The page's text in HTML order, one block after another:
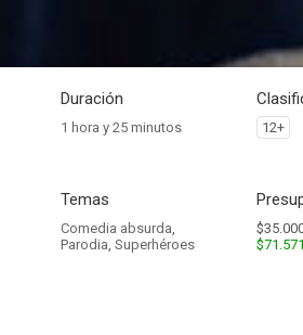
Duración
1 hora y 25 minutos 12+
Temas
Comedia absurda,
Parodia, Superhéroes